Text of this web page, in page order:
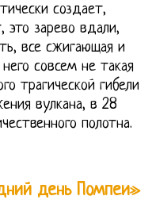
создает,
это зарево вдали,
все сжигающая и
совсем не такая
трагической гибели
вулкана, в 28
полотна.
день Помпеи»